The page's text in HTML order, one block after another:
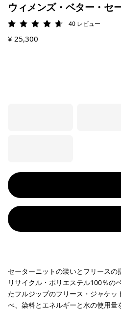
ウィメンズ・ベター・セ
評価: 4.6 / 5
40 レビュー
¥ 25,300
セーターニットの装いとフリースの
リサイクル・ポリエステル100％の
たフルジップのフリース・ジャケ
べ、染料とエネルギーと水の使用